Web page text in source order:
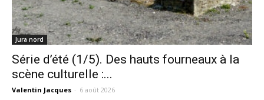
Jura nord
Série d’été (1/5). Des hauts fourneaux à la
scène culturelle :...
Valentin Jacques - 6 août 2026